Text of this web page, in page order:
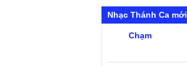
Nhạc Thánh Ca mới
Chạm